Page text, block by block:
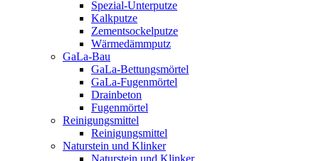
Spezial-Unterputze
Kalkputze
Zementsockelputze
Wärmedämmputz
GaLa-Bau
GaLa-Bettungsmörtel
GaLa-Fugenmörtel
Drainbeton
Fugenmörtel
Reinigungsmittel
Reinigungsmittel
Naturstein und Klinker
Naturstein und Klinker